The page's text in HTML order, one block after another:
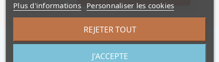
Plus d'informations Personnaliser les cookies
REJETER TOUT
J'ACCEPTE